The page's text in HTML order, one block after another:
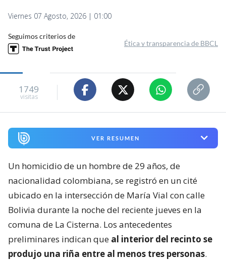
Viernes 07 Agosto, 2026 | 01:00
Seguimos criterios de
Ética y transparencia de BBCL
1749
visitas
VER RESUMEN
Un homicidio de un hombre de 29 años, de
nacionalidad colombiana, se registró en un cité
ubicado en la intersección de María Vial con calle
Bolivia durante la noche del reciente jueves en la
comuna de La Cisterna. Los antecedentes
preliminares indican que al interior del recinto se
produjo una riña entre al menos tres personas.